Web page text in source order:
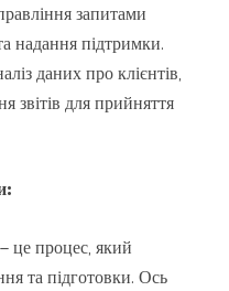
запитами
надання підтримки.
даних про клієнтів,
звітів для прийняття
це процес, який
та підготовки. Ось